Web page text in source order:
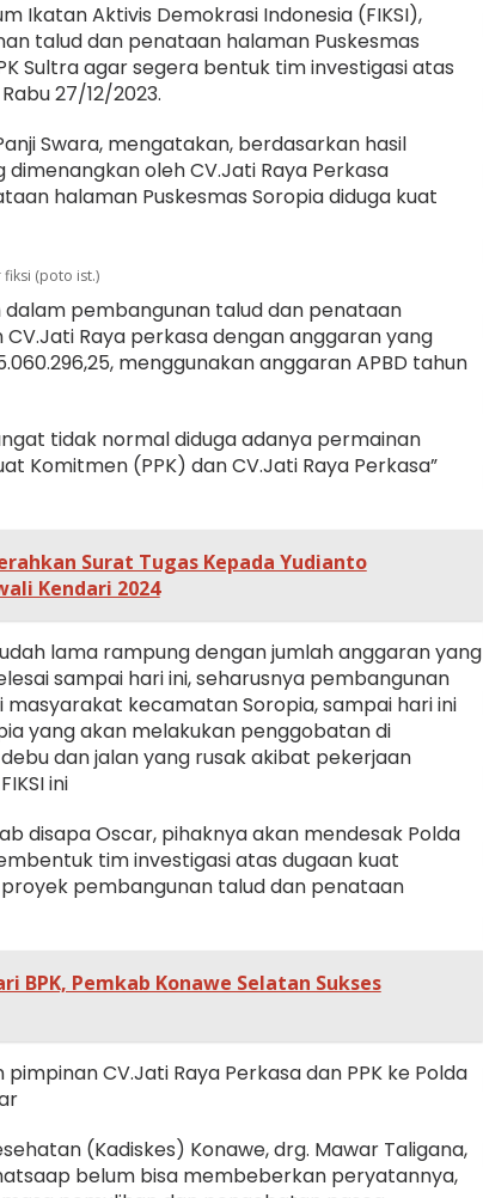
Ikatan Aktivis Demokrasi Indonesia (FIKSI),
talud dan penataan halaman Puskesmas
Sultra agar segera bentuk tim investigasi atas
27/12/2023.
Swara, mengatakan, berdasarkan hasil
oleh CV.Jati Raya Perkasa
halaman Puskesmas Soropia diduga kuat
(poto ist.)
dalam pembangunan talud dan penataan
Raya perkasa dengan anggaran yang
menggunakan anggaran APBD tahun
tidak normal diduga adanya permainan
Komitmen (PPK) dan CV.Jati Raya Perkasa”
Surat Tugas Kepada Yudianto
Kendari 2024
lama rampung dengan jumlah anggaran yang
sampai hari ini, seharusnya pembangunan
kecamatan Soropia, sampai hari ini
yang akan melakukan penggobatan di
dan jalan yang rusak akibat pekerjaan
ini
disapa Oscar, pihaknya akan mendesak Polda
tim investigasi atas dugaan kuat
pembangunan talud dan penataan
BPK, Pemkab Konawe Selatan Sukses
CV.Jati Raya Perkasa dan PPK ke Polda
(Kadiskes) Konawe, drg. Mawar Taligana,
belum bisa membeberkan peryatannya,